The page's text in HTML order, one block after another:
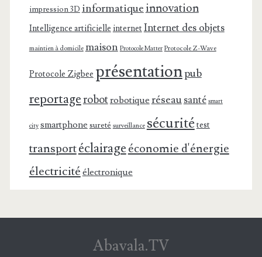
impression 3D informatique innovation
Intelligence artificielle internet Internet des objets
maintien à domicile maison Protocole Matter Protocole Z-Wave
Protocole Zigbee présentationpub
reportagerobotrobotique réseausanté smart
city smartphone sureté surveillance sécuritétest
transportéclairageéconomie d'énergie
électricité électronique
Abavala.TV